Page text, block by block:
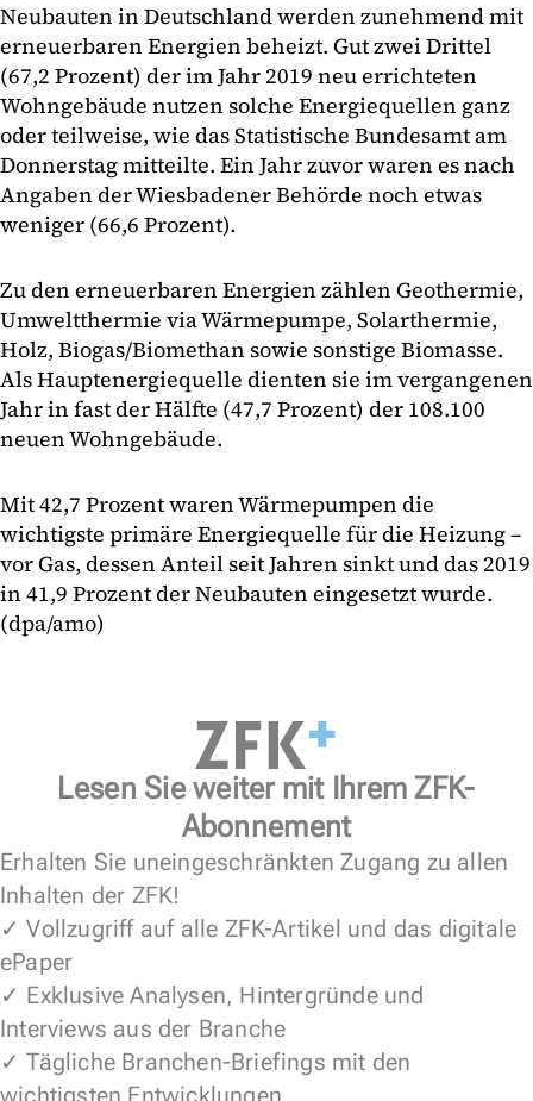
Neubauten in Deutschland werden zunehmend mit
erneuerbaren Energien beheizt. Gut zwei Drittel
(67,2 Prozent) der im Jahr 2019 neu errichteten
Wohngebäude nutzen solche Energiequellen ganz
oder teilweise, wie das Statistische Bundesamt am
Donnerstag mitteilte. Ein Jahr zuvor waren es nach
Angaben der Wiesbadener Behörde noch etwas
weniger (66,6 Prozent).
Zu den erneuerbaren Energien zählen Geothermie,
Umweltthermie via Wärmepumpe, Solarthermie,
Holz, Biogas/Biomethan sowie sonstige Biomasse.
Als Hauptenergiequelle dienten sie im vergangenen
Jahr in fast der Hälfte (47,7 Prozent) der 108.100
neuen Wohngebäude.
Mit 42,7 Prozent waren Wärmepumpen die
wichtigste primäre Energiequelle für die Heizung –
vor Gas, dessen Anteil seit Jahren sinkt und das 2019
in 41,9 Prozent der Neubauten eingesetzt wurde.
(dpa/amo)
Lesen Sie weiter mit Ihrem ZFK-
Abonnement
Erhalten Sie uneingeschränkten Zugang zu allen
Inhalten der ZFK!
✓ Vollzugriff auf alle ZFK-Artikel und das digitale
ePaper
✓ Exklusive Analysen, Hintergründe und
Interviews aus der Branche
✓ Tägliche Branchen-Briefings mit den